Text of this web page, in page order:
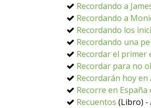
Recordando a
Recordando a
Recordando los
Recordando una
Recordar el primer
Recordar para no
Recordarán hoy
Recorre en
Recuentos (Libro) -